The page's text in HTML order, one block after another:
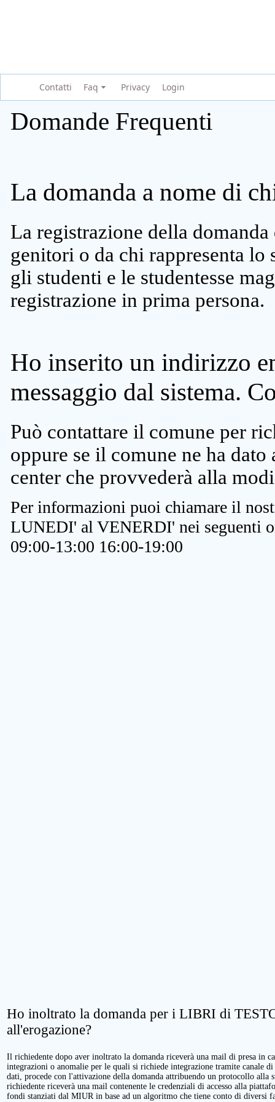
Contatti Faq Privacy Login
Domande Frequenti
La domanda a nome di
La registrazione della
genitori o da chi rappresenta lo
gli studenti e le studentesse
registrazione in prima persona.
Ho inserito un indirizzo
messaggio dal sistema.
Può contattare il comune per
oppure se il comune ne ha
center che provvederà alla
Per informazioni puoi chiamare il
LUNEDI' al VENERDI' nei seguenti
09:00-13:00 16:00-19:00
Ho inoltrato la domanda per i LIBRI di
all'erogazione?
Il richiedente dopo aver inoltrato la domanda riceverà una mail di presa in
integrazioni o anomalie per le quali si richiede integrazione tramite canale
dati, procede con l'attivazione della domanda attribuendo un protocollo alla
richiedente riceverà una mail contenente le credenziali di accesso alla
fondi stanziati dal MIUR in base ad un algoritmo che tiene conto di diversi